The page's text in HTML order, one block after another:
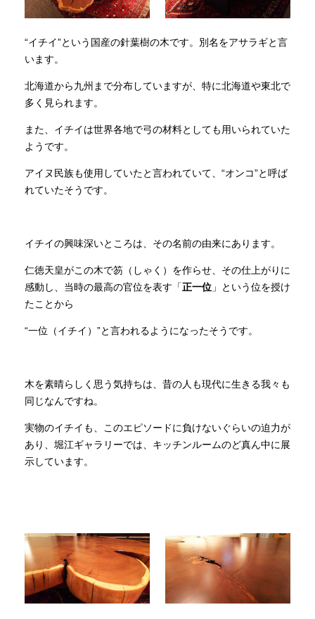
“イチイ”という国産の針葉樹の木です。別名をアサラギと言
います。
北海道から九州まで分布していますが、特に北海道や東北で
多く見られます。
また、イチイは世界各地で弓の材料としても用いられていた
ようです。
アイヌ民族も使用していたと言われていて、“オンコ”と呼ば
れていたそうです。
イチイの興味深いところは、その名前の由来にあります。
仁徳天皇がこの木で笏（しゃく）を作らせ、その仕上がりに
感動し、当時の最高の官位を表す「正一位 」という位を授け
たことから
“一位（イチイ）”と言われるようになったそうです。
木を素晴らしく思う気持ちは、昔の人も現代に生きる我々も
同じなんですね。
実物のイチイも、このエピソードに負けないぐらいの迫力が
あり、堀江ギャラリーでは、キッチンルームのど真ん中に展
示しています。